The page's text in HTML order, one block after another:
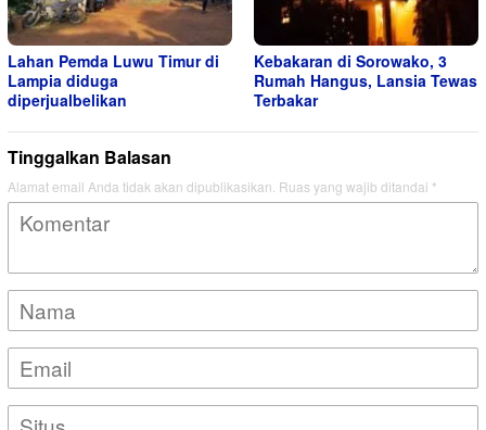
Lahan Pemda Luwu Timur di
Lampia diduga
diperjualbelikan
Kebakaran di Sorowako, 3
Rumah Hangus, Lansia Tewas
Terbakar
Tinggalkan Balasan
Alamat email Anda tidak akan dipublikasikan. Ruas yang wajib ditandai *